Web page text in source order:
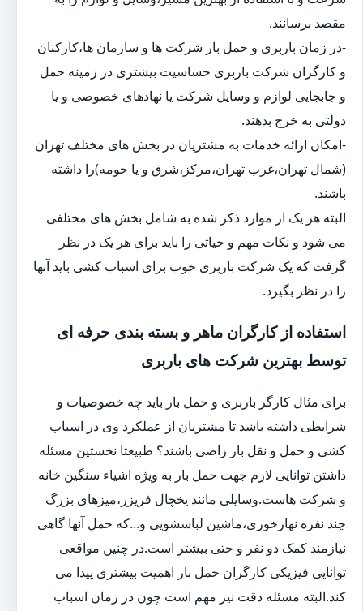
مقصد برسانند.
-در زمان باربری و حمل بار شرکت ها و سازمان ها،کارکنان
و کارگران شرکت باربری حساسیت بیشتری در زمینه حمل
و جابجایی لوازم و وسایل شرکت یا نهادهای خصوصی و یا
دولتی به خرج بدهند.
-امکان ارائه خدمات به مشتریان در بخش های مختلف تهران
(شمال تهران،غرب تهران،مرکز،شرق و یا حومه)را داشته
باشند.
البته هر یک از موارد ذکر شده به شامل بخش های مختلفی
می شود و نکات مهم و حیاتی را باید برای هر یک در نظر
گرفت که یک شرکت باربری خوب برای اسباب کشی باید آنها
را در نظر بگیرد.
استفاده از کارگران ماهر و بسته بندی حرفه ای
توسط بهترین شرکت های باربری
برای مثال کارگر باربری و حمل بار باید چه خصوصیات و
شرایطی داشته باشد تا مشتریان از عملکرد وی در اسباب
کشی و حمل و نقل بار راضی باشند؟ طبیعتا نخستین مسئله
داشتن توانایی لازم جهت حمل بار به ویژه اشیاء سنگین خانه
و شرکت هاست.وسایلی مانند یخچال فریزر،میزهای بزرگ
چند نفره نهارخوری،ماشین لباسشویی و...که حمل آنها گاهی
نیازمند کمک دو نفر و حتی بیشتر است.در چنین مواقعی
توانایی فیزیکی کارگران حمل بار اهمیت بیشتری پیدا می
کند.البته مسئله دقت نیز مهم است چون در زمان اسباب